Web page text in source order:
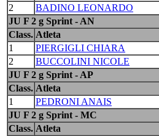
2
BADINO LEONARDO
JU F 2 g Sprint - AN
Class. Atleta
1
PIERGIGLI CHIARA
2
BUCCOLINI NICOLE
JU F 2 g Sprint - AP
Class. Atleta
1
PEDRONI ANAIS
JU F 2 g Sprint - MC
Class. Atleta